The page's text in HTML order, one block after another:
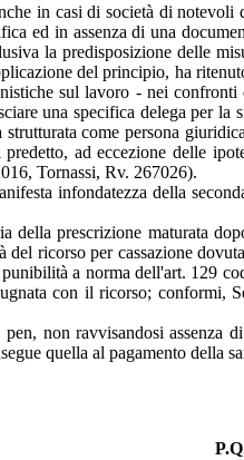
in casi di società di notevoli
ed in assenza di una
la predisposizione delle
del principio, ha
sul lavoro - nei
una specifica delega per
come persona
ad eccezione delle
Tornassi, Rv. 267026).
infondatezza della
della prescrizione maturata
ricorso per cassazione
a norma dell'art. 129
con il ricorso;
non ravvisandosi
quella al pagamento della